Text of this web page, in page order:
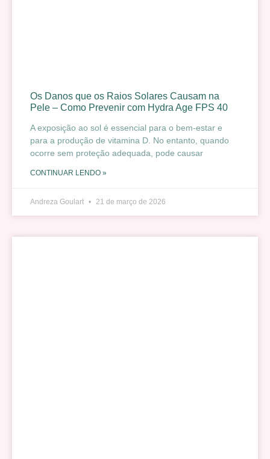
Os Danos que os Raios Solares Causam na
Pele – Como Prevenir com Hydra Age FPS 40
A exposição ao sol é essencial para o bem-estar e
para a produção de vitamina D. No entanto, quando
ocorre sem proteção adequada, pode causar
CONTINUAR LENDO »
Andreza Goulart 21 de março de 2026